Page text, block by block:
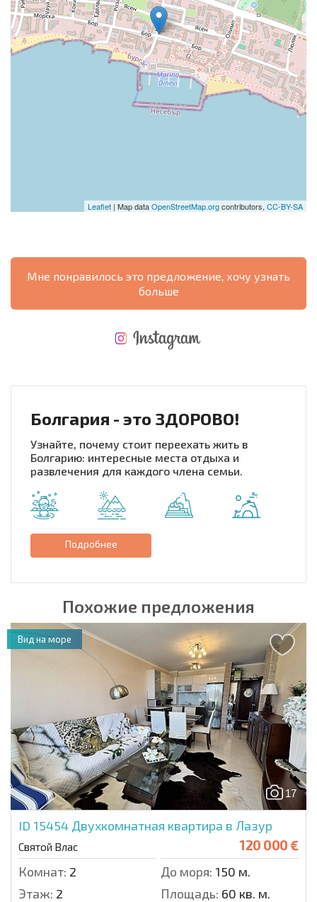
Leaflet | Map dataOpenStreetMap.orgcontributors, CC-BY-SA
Мне понравилось это предложение, хочу узнать
больше
Болгария - это ЗДОРОВО!
Узнайте, почему стоит переехать жить в
Болгарию: интересные места отдыха и
развлечения для каждого члена семьи.
Подробнее
Похожие предложения
17
ID 15454 Двухкомнатная квартира в Лазур
Святой Влас 120 000 €
Комнат: 2 До моря: 150 м.
Этаж: 2 Площадь: 60 кв. м.
Вид на море